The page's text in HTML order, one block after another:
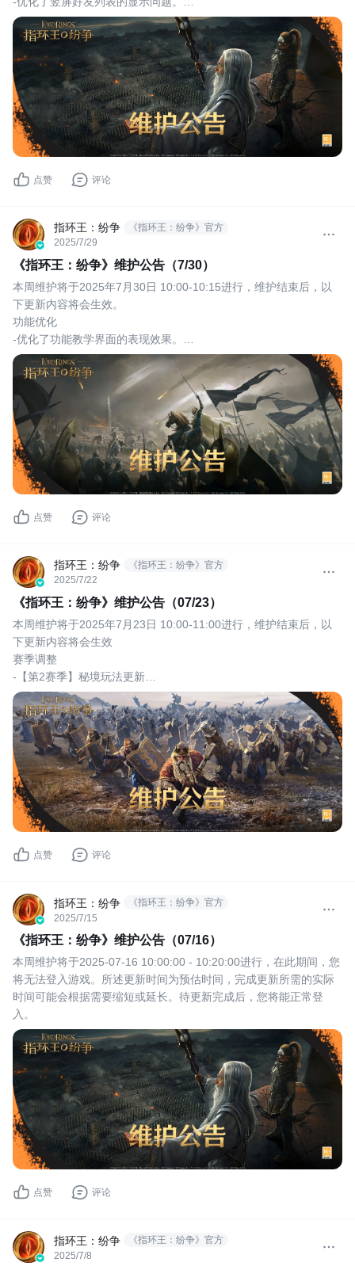
-优化了首次激活戒指时的视觉表现。
点赞 评论
指环王：纷争 《指环王：纷争》官方
2025/7/29
《指环王：纷争》维护公告（7/30）
本周维护将于2025年7月30日 10:00-10:15进行，维护结束后，以
下更新内容将会生效。
功能优化
-优化了功能教学界面的表现效果。
-优化了名望达到赛季上限后的提示效果。
点赞 评论
指环王：纷争 《指环王：纷争》官方
2025/7/22
《指环王：纷争》维护公告（07/23）
本周维护将于2025年7月23日 10:00-11:00进行，维护结束后，以
下更新内容将会生效
赛季调整
-【第2赛季】秘境玩法更新
新增“冒险营地”玩法，各位战术家可以选择4名指挥官对秘境进行挑
战，并且在挑战中释放独特的秘境技能。
本次秘境玩法更新，仅对新开启的第2赛季服务器生效。
点赞 评论
指环王：纷争 《指环王：纷争》官方
2025/7/15
《指环王：纷争》维护公告（07/16）
​本周维护将于2025-07-16 10:00:00 - 10:20:00进行，在此期间，您
将无法登入游戏。所述更新时间为预估时间，完成更新所需的实际
时间可能会根据需要缩短或延长。待更新完成后，您将能正常登
入。
点赞 评论
指环王：纷争 《指环王：纷争》官方
2025/7/8